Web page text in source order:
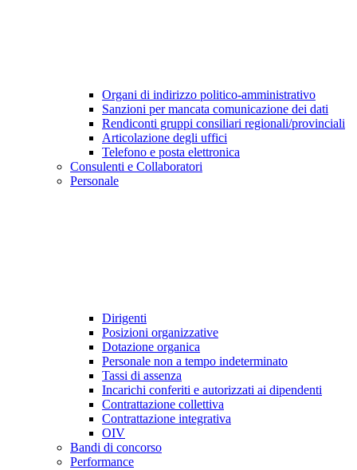
Organi di indirizzo politico-amministrativo
Sanzioni per mancata comunicazione dei dati
Rendiconti gruppi consiliari regionali/provinciali
Articolazione degli uffici
Telefono e posta elettronica
Consulenti e Collaboratori
Personale
Dirigenti
Posizioni organizzative
Dotazione organica
Personale non a tempo indeterminato
Tassi di assenza
Incarichi conferiti e autorizzati ai dipendenti
Contrattazione collettiva
Contrattazione integrativa
OIV
Bandi di concorso
Performance